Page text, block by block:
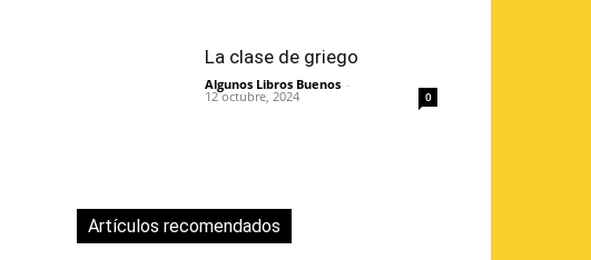
La clase de griego
Algunos Libros Buenos -
12 octubre, 2024 0
Artículos recomendados